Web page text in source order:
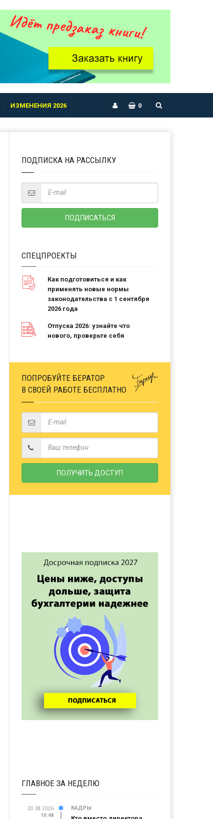
ИЗМЕНЕНИЯ 2026 0
ПОДПИСКА НА РАССЫЛКУ
СПЕЦПРОЕКТЫ
Как подготовиться и как
применять новые нормы
законодательства с 1 сентября
2026 года
Отпуска 2026: узнайте что
нового, проверьте себя
ПОПРОБУЙТЕ БЕРАТОР
В СВОЕЙ РАБОТЕ БЕСПЛАТНО
ГЛАВНОЕ ЗА НЕДЕЛЮ
03.08.2026
10:48
КАДРЫ